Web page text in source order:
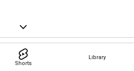
Shorts
Library